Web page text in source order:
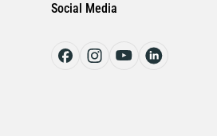
Social Media